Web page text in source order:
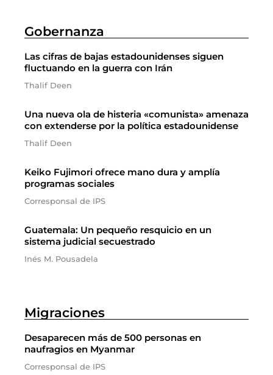
Gobernanza
Las cifras de bajas estadounidenses siguen
fluctuando en la guerra con Irán
Thalif Deen
Una nueva ola de histeria «comunista» amenaza
con extenderse por la política estadounidense
Thalif Deen
Keiko Fujimori ofrece mano dura y amplía
programas sociales
Corresponsal de IPS
Guatemala: Un pequeño resquicio en un
sistema judicial secuestrado
Inés M. Pousadela
Migraciones
Desaparecen más de 500 personas en
naufragios en Myanmar
Corresponsal de IPS